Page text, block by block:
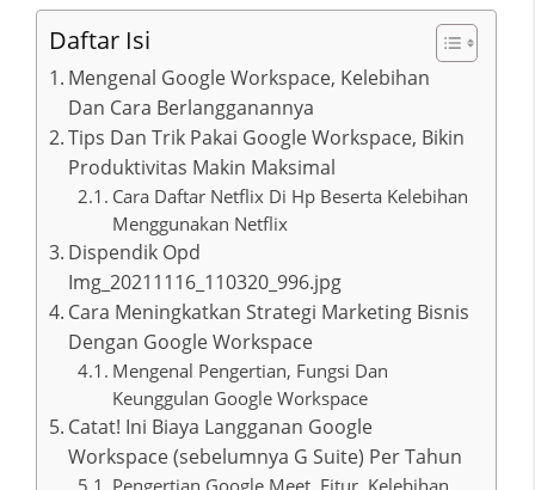
Daftar Isi
Mengenal Google Workspace, Kelebihan
Dan Cara Berlangganannya
Tips Dan Trik Pakai Google Workspace, Bikin
Produktivitas Makin Maksimal
Cara Daftar Netflix Di Hp Beserta Kelebihan
Menggunakan Netflix
Dispendik Opd
Img_20211116_110320_996.jpg
Cara Meningkatkan Strategi Marketing Bisnis
Dengan Google Workspace
Mengenal Pengertian, Fungsi Dan
Keunggulan Google Workspace
Catat! Ini Biaya Langganan Google
Workspace (sebelumnya G Suite) Per Tahun
Pengertian Google Meet, Fitur, Kelebihan